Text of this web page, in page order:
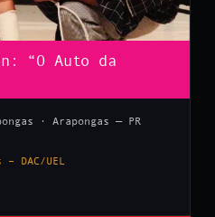
“O Auto da
· Arapongas — PR
DAC/UEL